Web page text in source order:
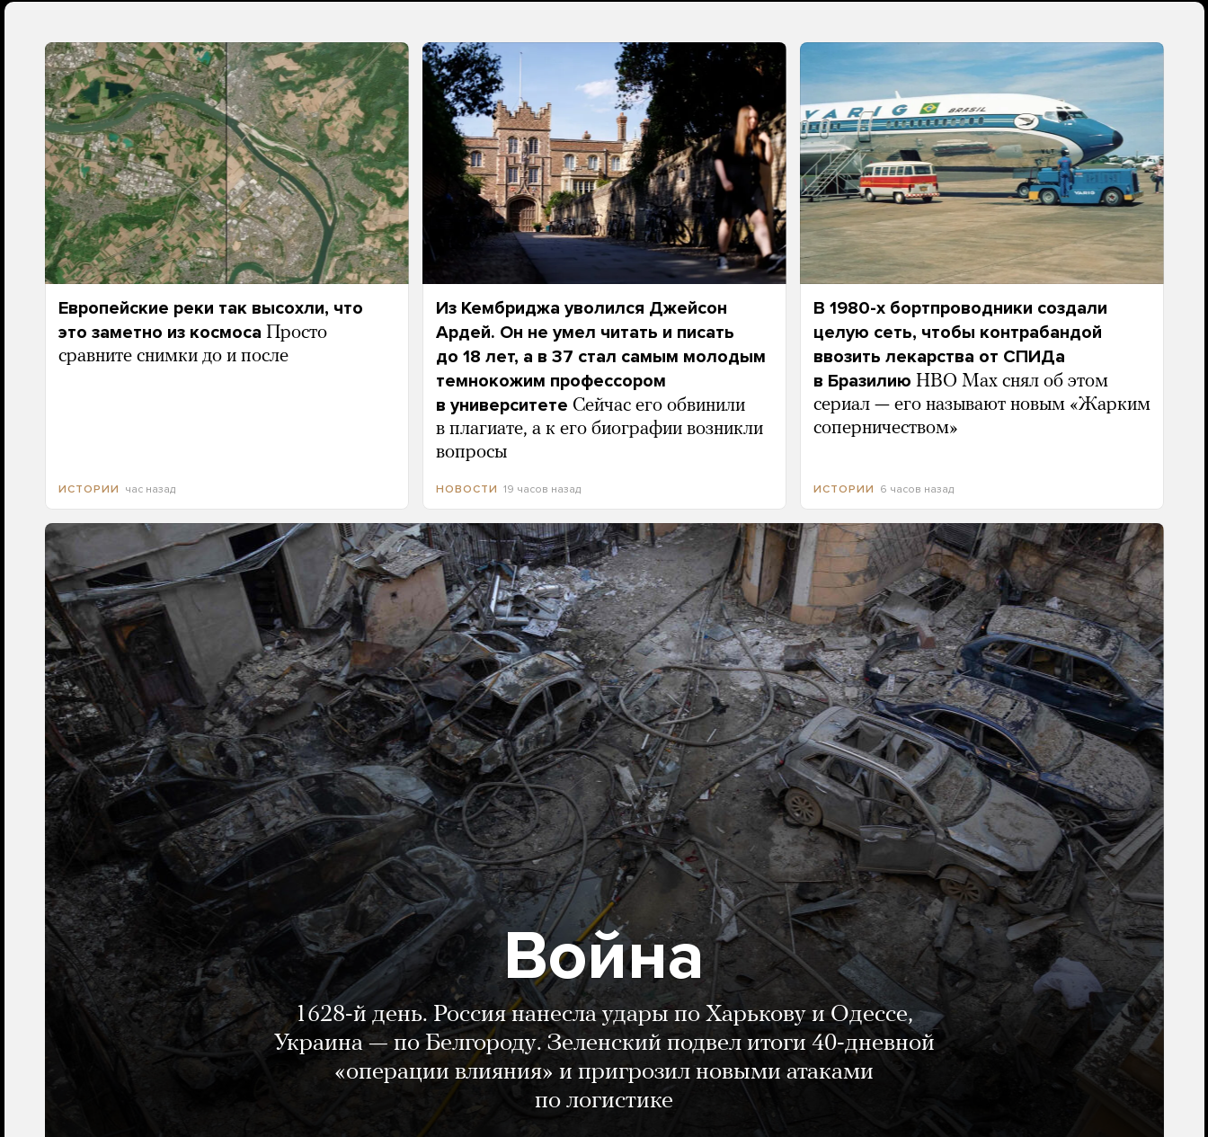
Европейские реки так высохли, что
это заметно из космоса Просто
сравните снимки до и после
ИСТОРИИ час назад
Из Кембриджа уволился Джейсон
Ардей. Он не умел читать и писать
до 18 лет, а в 37 стал самым молодым
темнокожим профессором
в университете Сейчас его обвинили
в плагиате, а к его биографии возникли
вопросы
НОВОСТИ 19 часов назад
В 1980-х бортпроводники создали
целую сеть, чтобы контрабандой
ввозить лекарства от СПИДа
в Бразилию HBO Max снял об этом
сериал — его называют новым «Жарким
соперничеством»
ИСТОРИИ 6 часов назад
Война
1628-й день. Россия нанесла удары по Харькову и Одессе,
Украина — по Белгороду. Зеленский подвел итоги 40-дневной
«операции влияния» и пригрозил новыми атаками
по логистике